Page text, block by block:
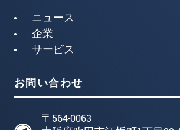
ニュース
企業
サービス
お問い合わせ
〒564-0063